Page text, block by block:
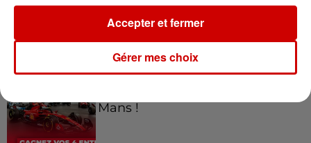
Gagnez vos entrées pour le
Mans !
Gérer mes choix
Accepter et fermer